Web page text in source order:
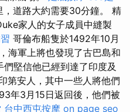
道路大約需要30分鐘。 精
家人的女子成員中縫製
哥倫布船隻於1492年10月
海軍上將也發現了古巴島和
們堅信他已經到達了印度及
第安人，其中一些人將他們
年3月15日返回後，他們被
台中西屯按摩 on page seo